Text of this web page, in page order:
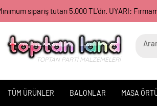
sipariş tutarı 5.000 TL'dir. UYARI:
TOPTAN PARTİ MALZEMELERİ
TÜM ÜRÜNLER BALONLAR MASA